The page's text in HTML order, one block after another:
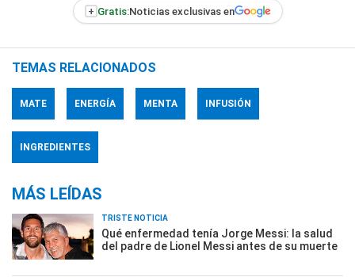
+ Gratis:Noticias exclusivas en
TEMAS RELACIONADOS
MATE ENERGÍA MENTA INFUSIÓN
INGREDIENTES
MÁS LEÍDAS
TRISTE NOTICIA
Qué enfermedad tenía Jorge Messi: la salud
del padre de Lionel Messi antes de su muerte